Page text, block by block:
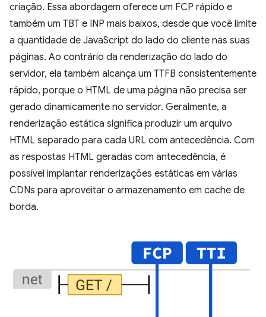
criação. Essa abordagem oferece um FCP rápido e
também um TBT e INP mais baixos, desde que você limite
a quantidade de JavaScript do lado do cliente nas suas
páginas. Ao contrário da renderização do lado do
servidor, ela também alcança um TTFB consistentemente
rápido, porque o HTML de uma página não precisa ser
gerado dinamicamente no servidor. Geralmente, a
renderização estática significa produzir um arquivo
HTML separado para cada URL com antecedência. Com
as respostas HTML geradas com antecedência, é
possível implantar renderizações estáticas em várias
CDNs para aproveitar o armazenamento em cache de
borda.